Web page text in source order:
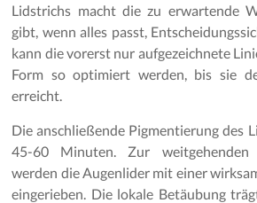
Lidstrichs macht die zu erwartende
gibt, wenn alles passt,
kann die vorerst nur aufgezeichnete
Form so optimiert werden, bis sie
erreicht.
Die anschließende Pigmentierung des
45-60 Minuten. Zur weitgehenden
werden die Augenlider mit einer
eingerieben. Die lokale Betäubung